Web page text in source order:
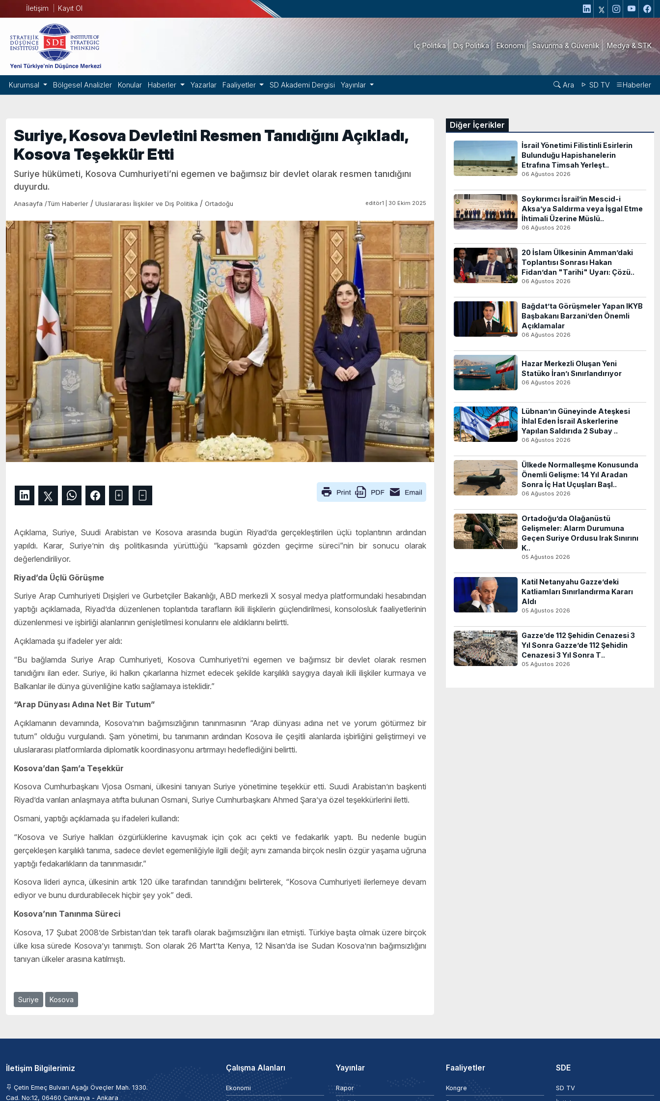
İletişim Kayıt Ol
İç Politika Dış Politika Ekonomi Savunma & Güvenlik Medya & STK
Kurumsal Bölgesel Analizler Konular Haberler Yazarlar Faaliyetler SD Akademi Dergisi Yayınlar Ara SD TV Haberler
Suriye, Kosova Devletini Resmen Tanıdığını Açıkladı,
Kosova Teşekkür Etti
Suriye hükümeti, Kosova Cumhuriyeti’ni egemen ve bağımsız bir devlet olarak resmen tanıdığını
duyurdu.
Anasayfa /Tüm Haberler / Uluslararası İlişkiler ve Dış Politika / Ortadoğu editör1 | 30 Ekim 2025
Açıklama, Suriye, Suudi Arabistan ve Kosova arasında bugün Riyad’da gerçekleştirilen üçlü toplantının ardından
yapıldı. Karar, Suriye’nin dış politikasında yürüttüğü “kapsamlı gözden geçirme süreci”nin bir sonucu olarak
değerlendiriliyor.
Riyad’da Üçlü Görüşme
Suriye Arap Cumhuriyeti Dışişleri ve Gurbetçiler Bakanlığı, ABD merkezli X sosyal medya platformundaki hesabından
yaptığı açıklamada, Riyad’da düzenlenen toplantıda tarafların ikili ilişkilerin güçlendirilmesi, konsolosluk faaliyetlerinin
düzenlenmesi ve işbirliği alanlarının genişletilmesi konularını ele aldıklarını belirtti.
Açıklamada şu ifadeler yer aldı:
“Bu bağlamda Suriye Arap Cumhuriyeti, Kosova Cumhuriyeti’ni egemen ve bağımsız bir devlet olarak resmen
tanıdığını ilan eder. Suriye, iki halkın çıkarlarına hizmet edecek şekilde karşılıklı saygıya dayalı ikili ilişkiler kurmaya ve
Balkanlar ile dünya güvenliğine katkı sağlamaya isteklidir.”
“Arap Dünyası Adına Net Bir Tutum”
Açıklamanın devamında, Kosova’nın bağımsızlığının tanınmasının “Arap dünyası adına net ve yorum götürmez bir
tutum” olduğu vurgulandı. Şam yönetimi, bu tanımanın ardından Kosova ile çeşitli alanlarda işbirliğini geliştirmeyi ve
uluslararası platformlarda diplomatik koordinasyonu artırmayı hedeflediğini belirtti.
Kosova’dan Şam’a Teşekkür
Kosova Cumhurbaşkanı Vjosa Osmani, ülkesini tanıyan Suriye yönetimine teşekkür etti. Suudi Arabistan’ın başkenti
Riyad’da varılan anlaşmaya atıfta bulunan Osmani, Suriye Cumhurbaşkanı Ahmed Şara’ya özel teşekkürlerini iletti.
Osmani, yaptığı açıklamada şu ifadeleri kullandı:
“Kosova ve Suriye halkları özgürlüklerine kavuşmak için çok acı çekti ve fedakarlık yaptı. Bu nedenle bugün
gerçekleşen karşılıklı tanıma, sadece devlet egemenliğiyle ilgili değil; aynı zamanda birçok neslin özgür yaşama uğruna
yaptığı fedakarlıkların da tanınmasıdır.”
Kosova lideri ayrıca, ülkesinin artık 120 ülke tarafından tanındığını belirterek, “Kosova Cumhuriyeti ilerlemeye devam
ediyor ve bunu durdurabilecek hiçbir şey yok” dedi.
Kosova’nın Tanınma Süreci
Kosova, 17 Şubat 2008’de Sırbistan’dan tek taraflı olarak bağımsızlığını ilan etmişti. Türkiye başta olmak üzere birçok
ülke kısa sürede Kosova’yı tanımıştı. Son olarak 26 Mart’ta Kenya, 12 Nisan’da ise Sudan Kosova’nın bağımsızlığını
tanıyan ülkeler arasına katılmıştı.
Suriye Kosova
Diğer İçerikler
İsrail Yönetimi Filistinli Esirlerin
Bulunduğu Hapishanelerin
Etrafına Timsah Yerleşt..
06 Ağustos 2026
Soykırımcı İsrail’in Mescid-i
Aksa’ya Saldırma veya İşgal Etme
İhtimali Üzerine Müslü..
06 Ağustos 2026
20 İslam Ülkesinin Amman’daki
Toplantısı Sonrası Hakan
Fidan’dan "Tarihi" Uyarı: Çözü..
06 Ağustos 2026
Bağdat’ta Görüşmeler Yapan IKYB
Başbakanı Barzani’den Önemli
Açıklamalar
06 Ağustos 2026
Hazar Merkezli Oluşan Yeni
Statüko İran’ı Sınırlandırıyor
06 Ağustos 2026
Lübnan’ın Güneyinde Ateşkesi
İhlal Eden İsrail Askerlerine
Yapılan Saldırıda 2 Subay ..
06 Ağustos 2026
Ülkede Normalleşme Konusunda
Önemli Gelişme: 14 Yıl Aradan
Sonra İç Hat Uçuşları Başl..
06 Ağustos 2026
Ortadoğu’da Olağanüstü
Gelişmeler: Alarm Durumuna
Geçen Suriye Ordusu Irak Sınırını
K..
05 Ağustos 2026
Katil Netanyahu Gazze’deki
Katliamları Sınırlandırma Kararı
Aldı
05 Ağustos 2026
Gazze’de 112 Şehidin Cenazesi 3
Yıl Sonra Gazze’de 112 Şehidin
Cenazesi 3 Yıl Sonra T..
05 Ağustos 2026
İletişim Bilgilerimiz
Çetin Emeç Bulvarı Aşağı Öveçler Mah. 1330.
Cad. No:12, 06460 Çankaya - Ankara
Çalışma Alanları
Ekonomi
Yayınlar
Rapor
Faaliyetler
Kongre
SDE
SD TV